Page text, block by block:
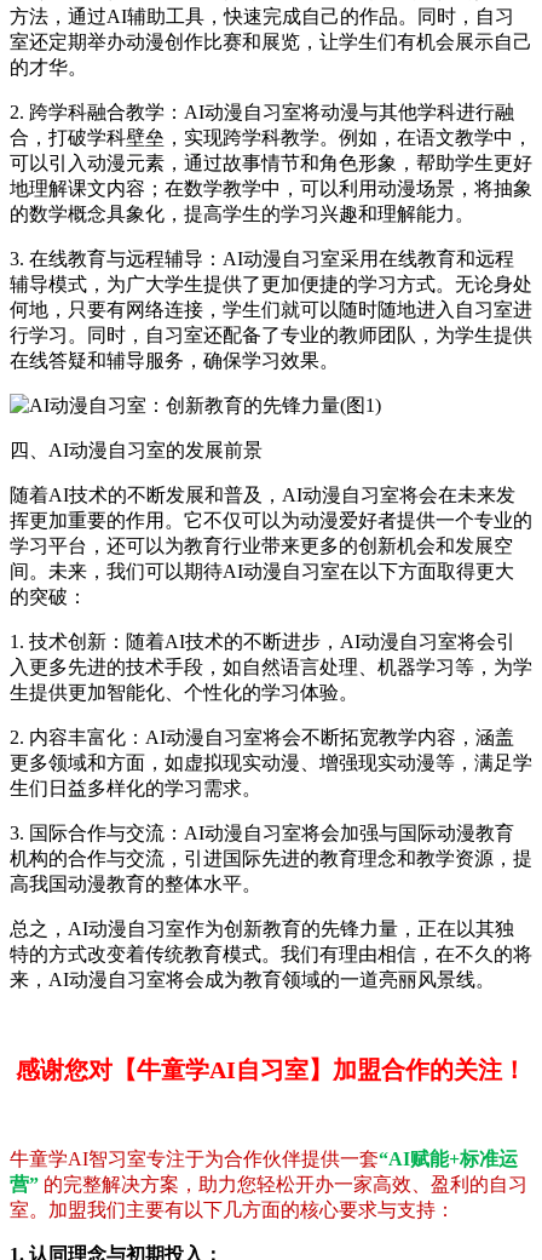
方法，通过AI辅助工具，快速完成自己的作品。同时，自习
室还定期举办动漫创作比赛和展览，让学生们有机会展示自己
的才华。
2. 跨学科融合教学：AI动漫自习室将动漫与其他学科进行融
合，打破学科壁垒，实现跨学科教学。例如，在语文教学中，
可以引入动漫元素，通过故事情节和角色形象，帮助学生更好
地理解课文内容；在数学教学中，可以利用动漫场景，将抽象
的数学概念具象化，提高学生的学习兴趣和理解能力。
3. 在线教育与远程辅导：AI动漫自习室采用在线教育和远程
辅导模式，为广大学生提供了更加便捷的学习方式。无论身处
何地，只要有网络连接，学生们就可以随时随地进入自习室进
行学习。同时，自习室还配备了专业的教师团队，为学生提供
在线答疑和辅导服务，确保学习效果。
四、AI动漫自习室的发展前景
随着AI技术的不断发展和普及，AI动漫自习室将会在未来发
挥更加重要的作用。它不仅可以为动漫爱好者提供一个专业的
学习平台，还可以为教育行业带来更多的创新机会和发展空
间。未来，我们可以期待AI动漫自习室在以下方面取得更大
的突破：
1. 技术创新：随着AI技术的不断进步，AI动漫自习室将会引
入更多先进的技术手段，如自然语言处理、机器学习等，为学
生提供更加智能化、个性化的学习体验。
2. 内容丰富化：AI动漫自习室将会不断拓宽教学内容，涵盖
更多领域和方面，如虚拟现实动漫、增强现实动漫等，满足学
生们日益多样化的学习需求。
3. 国际合作与交流：AI动漫自习室将会加强与国际动漫教育
机构的合作与交流，引进国际先进的教育理念和教学资源，提
高我国动漫教育的整体水平。
总之，AI动漫自习室作为创新教育的先锋力量，正在以其独
特的方式改变着传统教育模式。我们有理由相信，在不久的将
来，AI动漫自习室将会成为教育领域的一道亮丽风景线。
感谢您对【牛童学AI自习室】加盟合作的关注！
牛童学AI智习室专注于为合作伙伴提供一套“AI赋能+标准运
营” 的完整解决方案，助力您轻松开办一家高效、盈利的自习
室。加盟我们主要有以下几方面的核心要求与支持：
1. 认同理念与初期投入：